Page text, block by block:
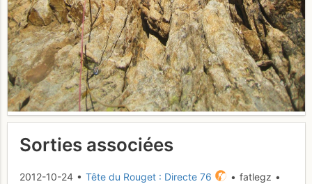
Sorties associées
2012-10-24 • Tête du Rouget : Directe 76 • fatlegz •